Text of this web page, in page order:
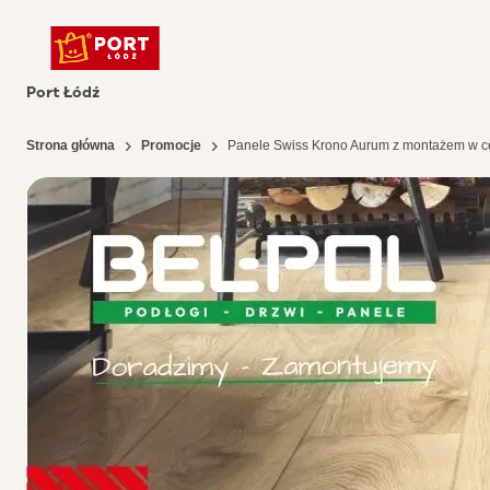
Port Łódź
Strona główna Promocje Panele Swiss Krono Aurum z montażem w